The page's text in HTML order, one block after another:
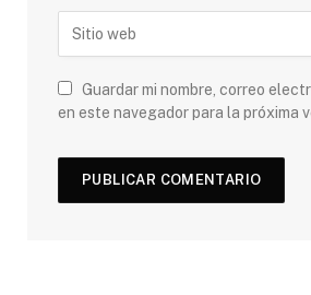
Guardar mi nombre, correo
en este navegador para la próxima